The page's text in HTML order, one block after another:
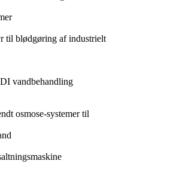
til blødgøring af industrielt
vandbehandling
osmose-systemer til